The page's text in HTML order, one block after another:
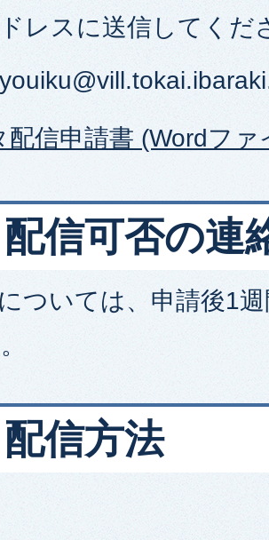
レスに送信してくだ
配信申請書 (Wordフ
配信可否の連
ついては、申請後1
配信方法